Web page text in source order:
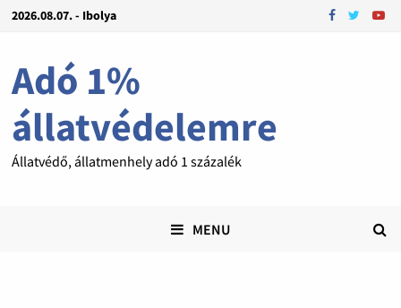
2026.08.07. - Ibolya
Adó 1%
állatvédelemre
Állatvédő, állatmenhely adó 1 százalék
MENU